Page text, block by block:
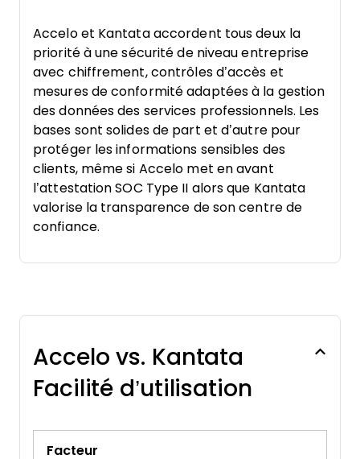
Accelo et Kantata accordent tous deux la
priorité à une sécurité de niveau entreprise
avec chiffrement, contrôles d’accès et
mesures de conformité adaptées à la gestion
des données des services professionnels. Les
bases sont solides de part et d’autre pour
protéger les informations sensibles des
clients, même si Accelo met en avant
l’attestation SOC Type II alors que Kantata
valorise la transparence de son centre de
confiance.
Accelo vs. Kantata
Facilité d’utilisation
Facteur